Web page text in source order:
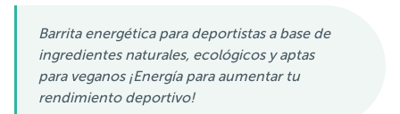
Barrita energética para deportistas a base de
ingredientes naturales, ecológicos y aptas
para veganos ¡Energía para aumentar tu
rendimiento deportivo!